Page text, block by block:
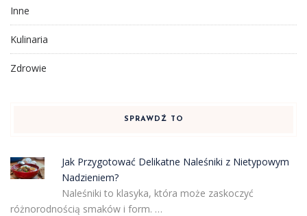
Inne
Kulinaria
Zdrowie
SPRAWDŹ TO
Jak Przygotować Delikatne Naleśniki z Nietypowym
Nadzieniem?
Naleśniki to klasyka, która może zaskoczyć
różnorodnością smaków i form. …